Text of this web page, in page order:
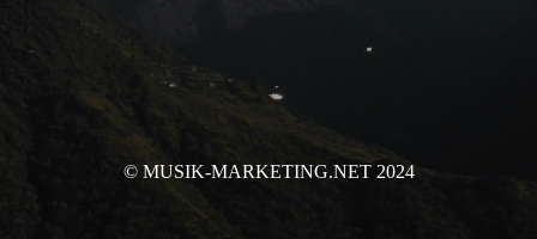
© MUSIK-MARKETING.NET 2024